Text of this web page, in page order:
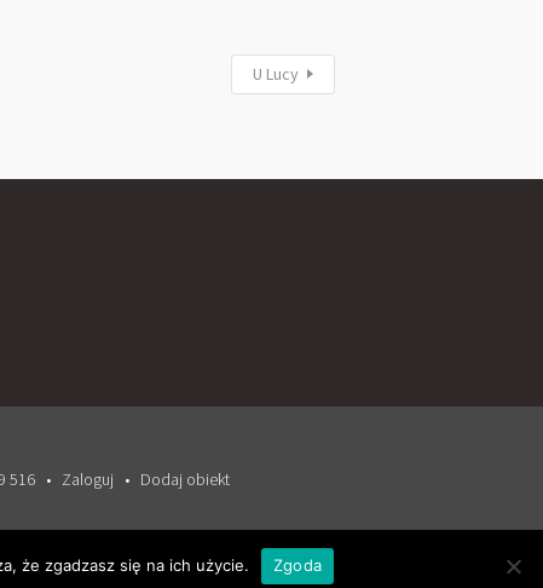
U Lucy
516 Zaloguj
Dodaj obiekt
że zgadzasz się na ich użycie. Zgoda